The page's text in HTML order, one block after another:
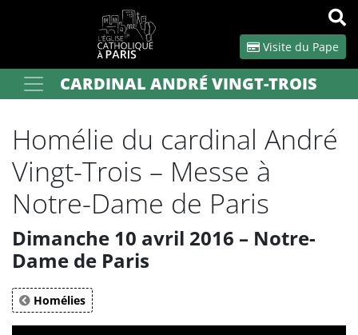
Visite du Pape
Votre recherche OK
CARDINAL ANDRÉ VINGT-TROIS
Homélie du cardinal André
Vingt-Trois – Messe à
Notre-Dame de Paris
Dimanche 10 avril 2016 – Notre-
Dame de Paris
Homélies
Panneau de gestion des cookies